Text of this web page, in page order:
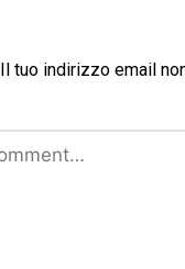
Il tuo indirizzo email